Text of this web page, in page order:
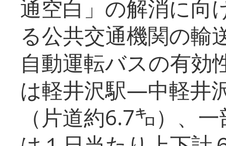
通空白」の解消に向
る公共交通機関の輸
自動運転バスの有効
は軽井沢駅―中軽井
（片道約6.7㌔）、